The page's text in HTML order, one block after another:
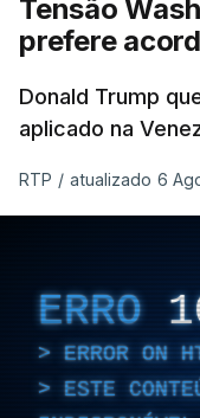
Tensão
prefere
Donald Trump
aplicado na
RTP / atualizado 6
ERRO
ERROR ON
ESTE